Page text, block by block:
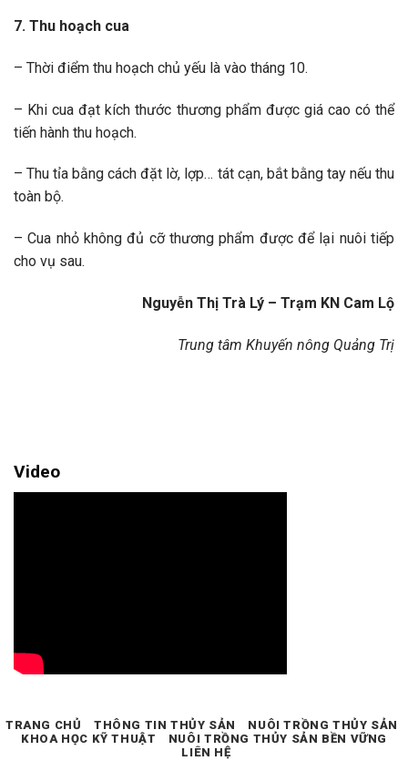
7. Thu hoạch cua
– Thời điểm thu hoạch chủ yếu là vào tháng 10.
– Khi cua đạt kích thước thương phẩm được giá cao có thể
tiến hành thu hoạch.
– Thu tỉa bằng cách đặt lờ, lợp… tát cạn, bắt bằng tay nếu thu
toàn bộ.
– Cua nhỏ không đủ cỡ thương phẩm được để lại nuôi tiếp
cho vụ sau.
Nguyễn Thị Trà Lý – Trạm KN Cam Lộ
Trung tâm Khuyến nông Quảng Trị
Video
TRANG CHỦ THÔNG TIN THỦY SẢN
NUÔI TRỒNG THỦY SẢN
KHOA HỌC KỸ THUẬT
NUÔI TRỒNG THỦY SẢN BỀN VỮNG
LIÊN HỆ